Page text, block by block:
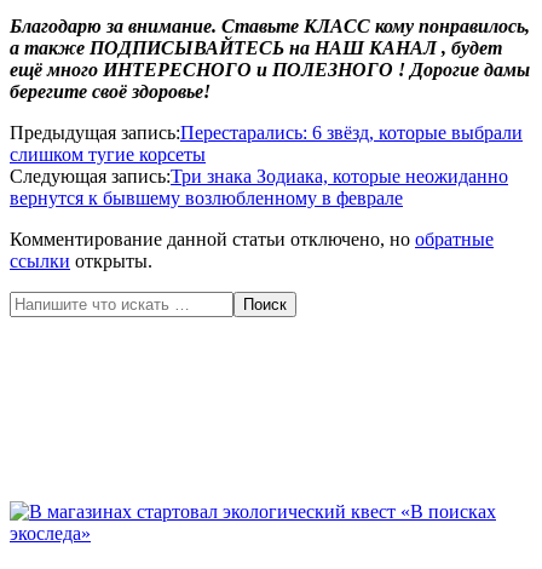
Благодарю за внимание. Ставьте КЛАСС кому понравилось,
а также ПОДПИСЫВАЙТЕСЬ на НАШ КАНАЛ , будет
ещё много ИНТЕРЕСНОГО и ПОЛЕЗНОГО ! Дорогие дамы
берегите своё здоровье!
2020-
03-
21
Предыдущая запись:Перестарались: 6 звёзд, которые выбрали
слишком тугие корсеты
Следующая запись:Три знака Зодиака, которые неожиданно
вернутся к бывшему возлюбленному в феврале
Комментирование данной статьи отключено, но обратные
ссылки открыты.
Поиск